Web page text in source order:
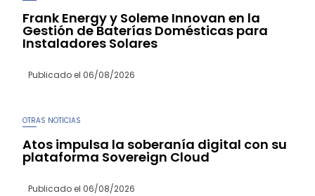
Frank Energy y Soleme Innovan en la
Gestión de Baterías Domésticas para
Instaladores Solares
Publicado el 06/08/2026
OTRAS NOTICIAS
Atos impulsa la soberanía digital con su
plataforma Sovereign Cloud
Publicado el 06/08/2026